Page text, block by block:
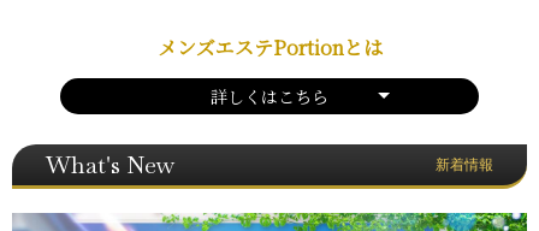
メンズエステPortionとは
詳しくはこちら
What's New 新着情報